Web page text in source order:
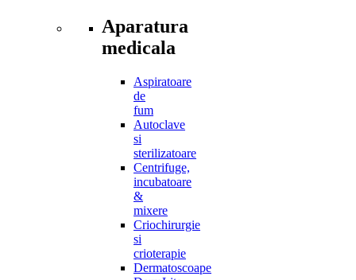
Aparatura
medicala
Aspiratoare
de
fum
Autoclave
si
sterilizatoare
Centrifuge,
incubatoare
&
mixere
Criochirurgie
si
crioterapie
Dermatoscoape